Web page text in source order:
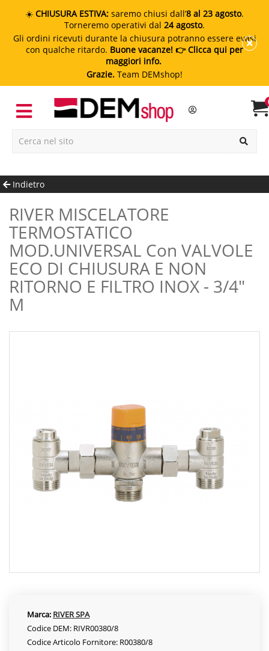
☀️ CHIUSURA ESTIVA: saremo chiusi dall’8 al 23 agosto.
Torneremo operativi dal 24 agosto.
Gli ordini ricevuti durante la chiusura potranno essere evasi
con qualche ritardo. Buone vacanze! 👉 Clicca qui per
maggiori info.
Grazie. Team DEMshop!
Indietro
RIVER MISCELATORE
TERMOSTATICO
MOD.UNIVERSAL Con VALVOLE
ECO DI CHIUSURA E NON
RITORNO E FILTRO INOX - 3/4"
M
Marca: RIVER SPA
Codice DEM: RIVR00380/8
Codice Articolo Fornitore: R00380/8